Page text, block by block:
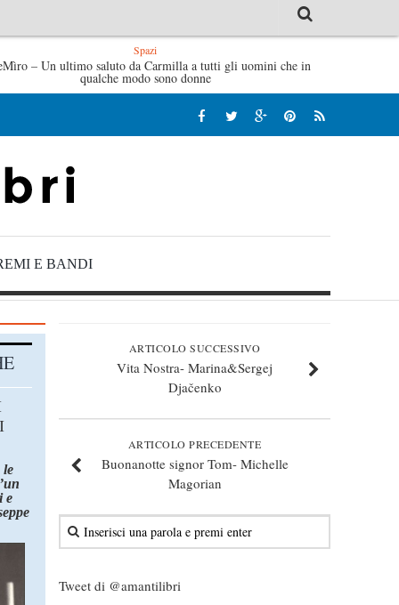
L’idraulico non verrà – Fruttero & Lucentini
Spazi
– Un ultimo saluto da Carmilla a tutti gli uomini che in
qualche modo sono donne
E BANDI
ARTICOLO SUCCESSIVO
Vita Nostra- Marina&Sergej
Djačenko
ARTICOLO PRECEDENTE
Buonanotte signor Tom- Michelle
Magorian
Tweet di @amantilibri
le
e